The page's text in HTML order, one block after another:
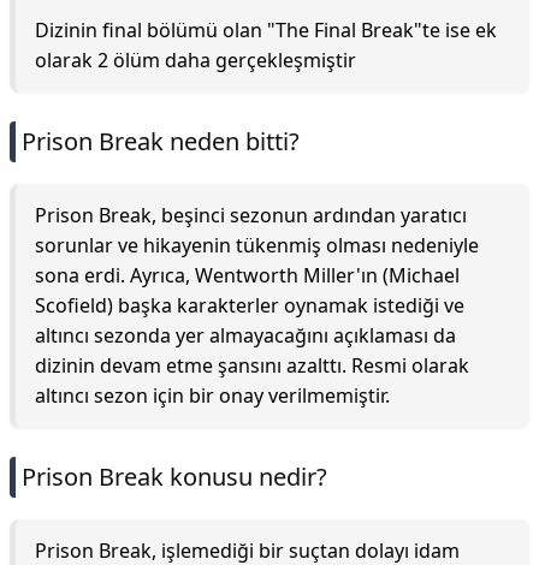
Dizinin final bölümü olan "The Final Break"te ise ek
olarak 2 ölüm daha gerçekleşmiştir
Prison Break neden bitti?
Prison Break, beşinci sezonun ardından yaratıcı
sorunlar ve hikayenin tükenmiş olması nedeniyle
sona erdi. Ayrıca, Wentworth Miller'ın (Michael
Scofield) başka karakterler oynamak istediği ve
altıncı sezonda yer almayacağını açıklaması da
dizinin devam etme şansını azalttı. Resmi olarak
altıncı sezon için bir onay verilmemiştir.
Prison Break konusu nedir?
Prison Break, işlemediği bir suçtan dolayı idam